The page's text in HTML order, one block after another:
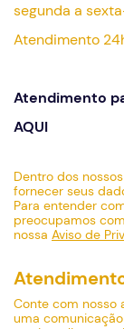
segunda a
Atendimento
Atendimento
AQUI
Dentro dos
fornecer seus
Para entender
preocupamos
nossa Aviso de
Conte com nosso
uma